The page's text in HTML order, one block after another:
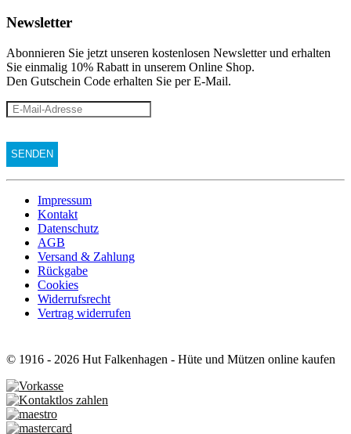
Newsletter
Abonnieren Sie jetzt unseren kostenlosen Newsletter und erhalten
Sie einmalig 10% Rabatt in unserem Online Shop.
Den Gutschein Code erhalten Sie per E-Mail.
Impressum
Kontakt
Datenschutz
AGB
Versand & Zahlung
Rückgabe
Cookies
Widerrufsrecht
Vertrag widerrufen
© 1916 - 2026 Hut Falkenhagen - Hüte und Mützen online kaufen